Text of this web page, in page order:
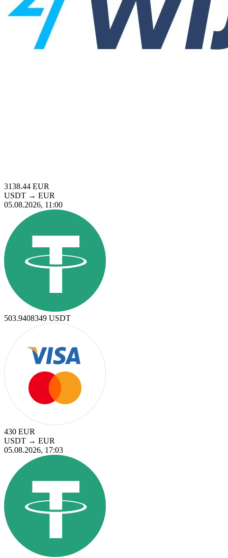
3138.44 EUR
USDT → EUR
05.08.2026, 11:00
503.9408349 USDT
430 EUR
USDT → EUR
05.08.2026, 17:03